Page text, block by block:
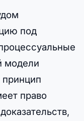
под
модели
принцип
право